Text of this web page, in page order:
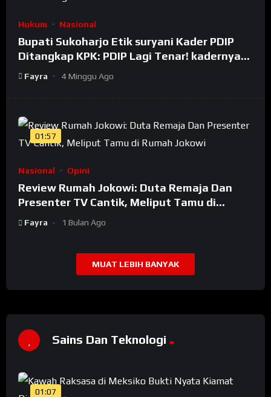
Hukum Nasional
Bupati Sukoharjo Etik suryani Kader PDIP
Ditangkap KPK: PDIP Lagi Tenar! kadernya
Banyak Jadi Maling
Fayra 4 Minggu Ago
01:57
Nasional Opini
Review Rumah Jokowi: Duta Remaja Dan
Presenter TV Cantik, Meliput Tamu di
Rumah Jokowi
Fayra 1 Bulan Ago
MUAT LEBIH BANYAK
Sains Dan Teknologi
01:07